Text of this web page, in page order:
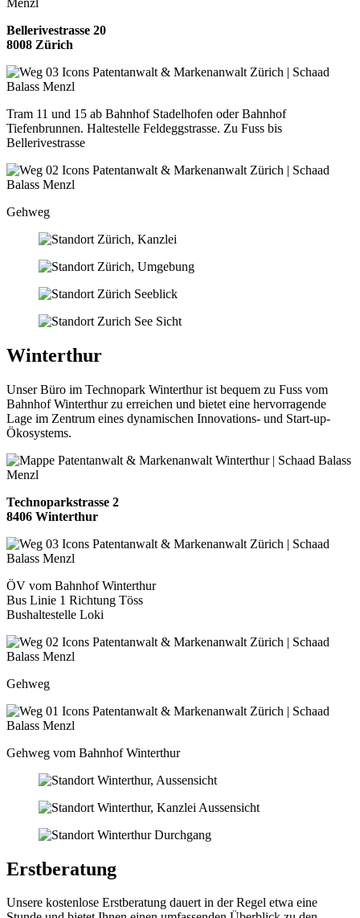
Bellerivestrasse 20
8008 Zürich
Tram 11 und 15 ab Bahnhof Stadelhofen oder Bahnhof
Tiefenbrunnen. Haltestelle Feldeggstrasse. Zu Fuss bis
Bellerivestrasse
Gehweg
Winterthur
Unser Büro im Technopark Winterthur ist bequem zu Fuss vom
Bahnhof Winterthur zu erreichen und bietet eine hervorragende
Lage im Zentrum eines dynamischen Innovations- und Start-up-
Ökosystems.
Technoparkstrasse 2
8406 Winterthur
ÖV vom Bahnhof Winterthur
Bus Linie 1 Richtung Töss
Bushaltestelle Loki
Gehweg
Gehweg vom Bahnhof Winterthur
Erstberatung
Unsere kostenlose Erstberatung dauert in der Regel etwa eine